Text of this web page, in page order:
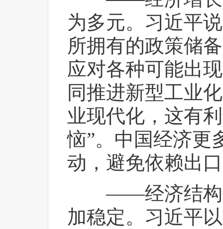
为多元。习近平
所拥有的政策储
应对各种可能出
同推进新型工业
业现代化，这有
恼”。中国经济更
动，避免依赖出
——经济结构优
加稳定。习近平